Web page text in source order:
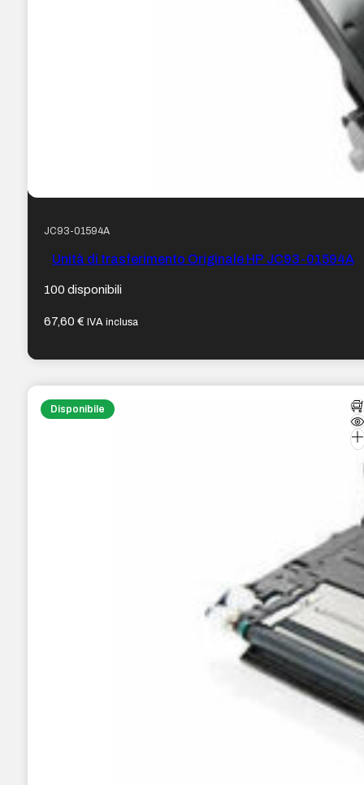
JC93-01594A
Unità di trasferimento Originale HP JC93-01594A
100 disponibili
67,60€ IVA inclusa
Disponibile